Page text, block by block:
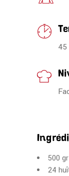
45
500
24